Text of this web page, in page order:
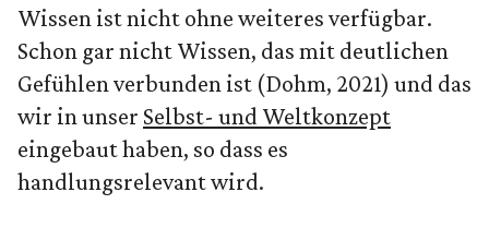
Wissen ist nicht ohne weiteres verfügbar.
Schon gar nicht Wissen, das mit deutlichen
Gefühlen verbunden ist (Dohm, 2021) und das
wir in unser Selbst- und Weltkonzept
eingebaut haben, so dass es
handlungsrelevant wird.